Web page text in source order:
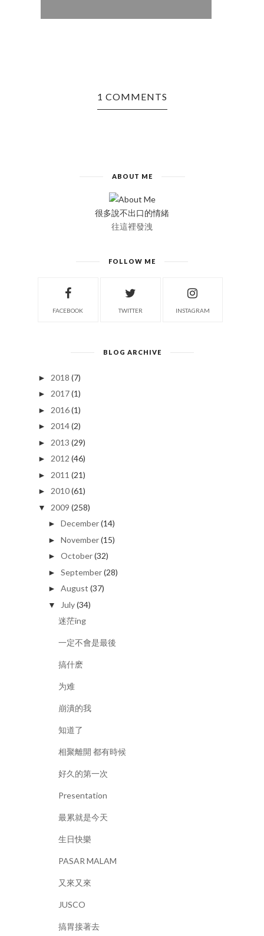
1 COMMENTS
ABOUT ME
很多說不出口的情緒
往這裡發洩
FOLLOW ME
FACEBOOK TWITTER INSTAGRAM
BLOG ARCHIVE
► 2018 (7)
► 2017(1)
► 2016(1)
► 2014(2)
► 2013 (29)
► 2012 (46)
► 2011 (21)
► 2010(61)
▼ 2009 (258)
► December(14)
► November(15)
► October(32)
► September(28)
► August (37)
▼ July(34)
迷茫ing
一定不會是最後
搞什麽
为难
崩潰的我
知道了
相聚離開 都有時候
好久的第一次
Presentation
最累就是今天
生日快樂
PASAR MALAM
又來又來
JUSCO
搞胃接著去